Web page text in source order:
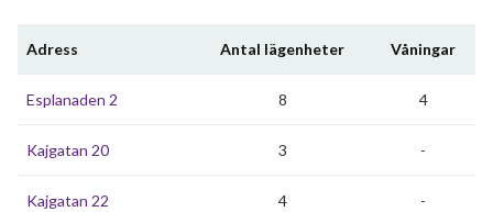
Adress Antal lägenheter Våningar
Esplanaden 2 8 4
Kajgatan 20 3 -
Kajgatan 22 4 -